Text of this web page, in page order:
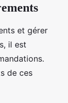
et gérer
il est
de ces